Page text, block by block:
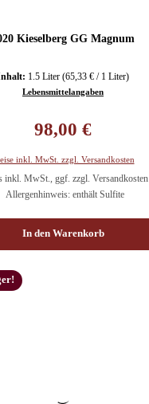
Kieselberg GG Magnum
1.5 Liter (65,33 € / 1 Liter)
Lebensmittelangaben
98,00 €
inkl. MwSt. zzgl. Versandkosten
inkl. MwSt., ggf. zzgl. Versandkosten
Allergenhinweis: enthält Sulfite
In den Warenkorb